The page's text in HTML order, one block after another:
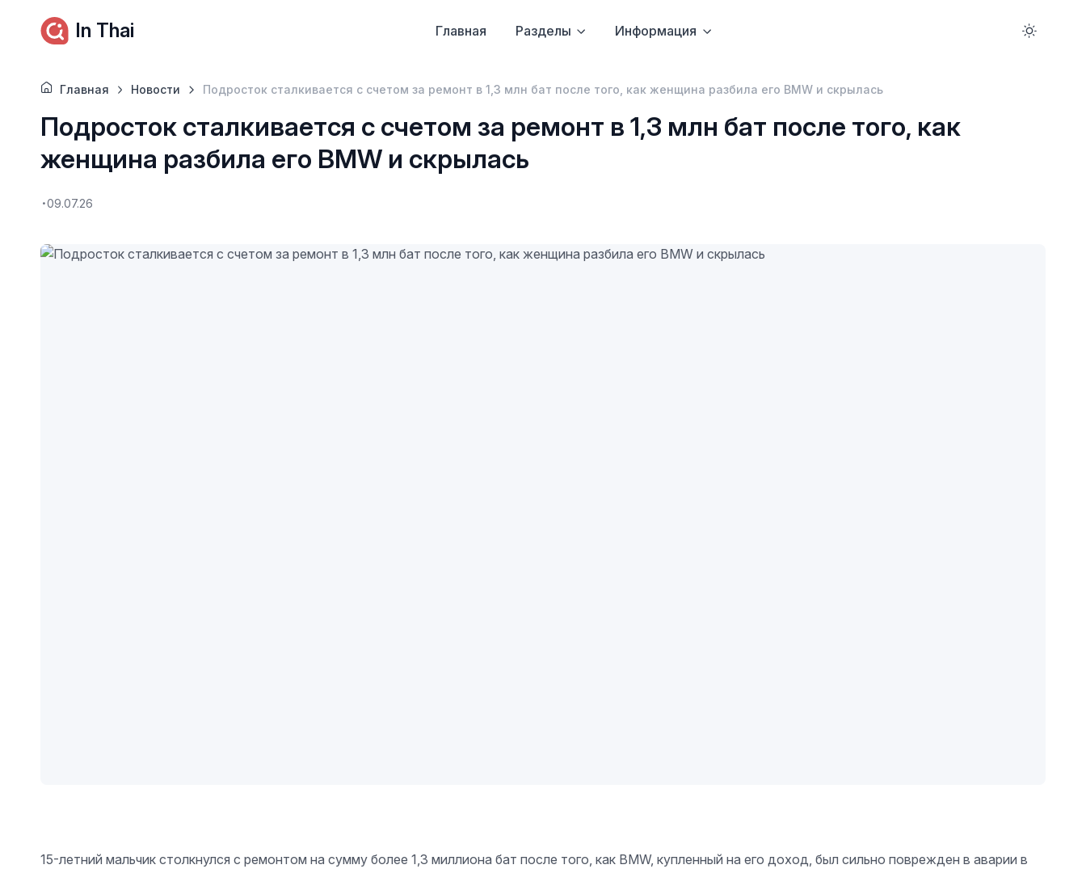
In Thai Главная Разделы Информация
Главная Новости Подросток сталкивается с счетом за ремонт в 1,3 млн бат после того, как женщина разбила его BMW и скрылась
Подросток сталкивается с счетом за ремонт в 1,3 млн бат после того, как
женщина разбила его BMW и скрылась
09.07.26
15-летний мальчик столкнулся с ремонтом на сумму более 1,3 миллиона бат после того, как BMW, купленный на его доход, был сильно поврежден в аварии в